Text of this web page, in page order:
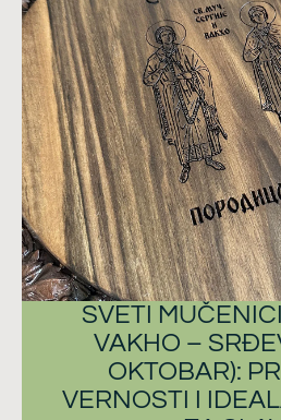
SVETI
VAKHO –
OKTOBAR):
VERNOSTI I